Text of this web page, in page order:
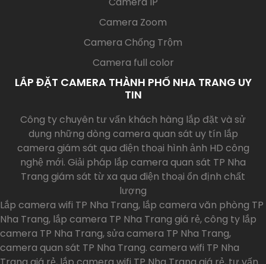
Camera Zoom
Camera Chống Trộm
Camera full color
LẮP ĐẶT CAMERA THÀNH PHỐ NHA TRANG UY
TIN
Công ty chuyên tư vấn khách hàng lắp đặt và sử
dụng những dòng camera quan sát uy tín lắp
camera giám sát qua điện thoại hình ảnh HD công
nghệ mới. Giải pháp lắp camera quan sát TP Nha
Trang giám sát từ xa qua điện thoại ổn định chất
lượng
Lắp camera wifi TP Nha Trang, lắp camera văn phòng TP
Nha Trang, lắp camera TP Nha Trang giá rẻ, công ty lắp
camera TP Nha Trang, sửa camera TP Nha Trang,
camera quan sát TP Nha Trang. camera wifi TP Nha